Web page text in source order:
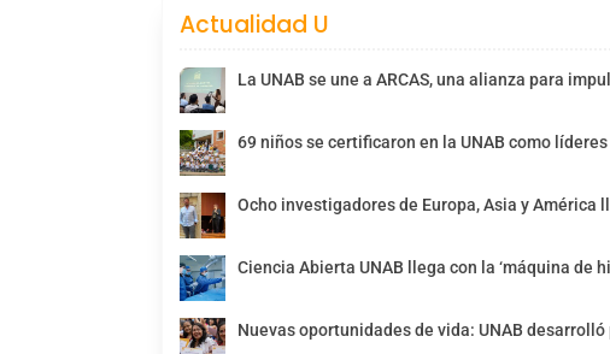
Actualidad U
La UNAB se une a ARCAS, una alianza para
69 niños se certificaron en la UNAB como
Ocho investigadores de Europa, Asia y América
Ciencia Abierta UNAB llega con la ‘máquina de
Nuevas oportunidades de vida: UNAB